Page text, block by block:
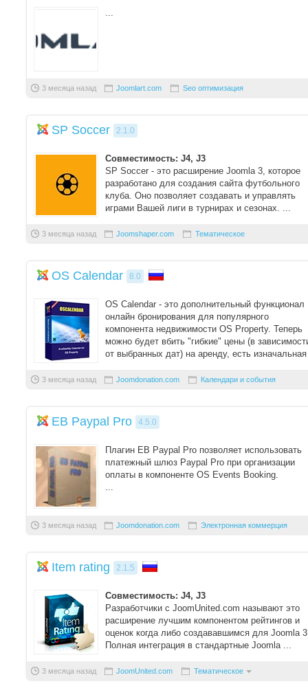
...
3 месяца назад Joomlart.com Seo оптимизация
SP Soccer 2.1.0
Совместимость: J4, J3
SP Soccer - это расширение Joomla 3, которое
разработано для создания сайта футбольного
клуба. Оно позволяет создавать и управлять
играми Вашей лиги в турнирах и сезонах. ...
3 месяца назад Joomshaper.com Тематическое
OS Calendar 8.0
OS Calendar - это дополнительный функционал
онлайн бронирования для популярного
компонента недвижимости OS Property. Теперь
можно будет вбить "гибкие" цены (в
от выбранных дат) на аренду, есть изначальная
3 месяца назад Joomdonation.com Календари и события
EB Paypal Pro 4.5.0
Плагин EB Paypal Pro позволяет использовать
платежный шлюз Paypal Pro при организации
оплаты в компоненте OS Events Booking.
...
3 месяца назад Joomdonation.com Электронная коммерция
Item rating 2.1.5
Совместимость: J4, J3
Разработчики c JoomUnited.com называют это
расширение лучшим компонентом рейтингов и
оценок когда либо создававшимся для Joomla
Полная интеграция в стандартные Joomla ...
3 месяца назад JoomUnited.com Тематическое